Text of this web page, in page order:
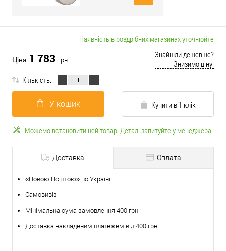
Наявність в роздрібних магазинах уточнюйте
Ціна 1 783 грн.
Знайшли дешевше?
Знизимо ціну!
Кількість:
У кошик Купити в 1 клік
Можемо встановити цей товар. Деталі запитуйте у менеджера.
Доставка Оплата
«Новою Поштою» по Україні
Самовивіз
Мінімальна сума замовлення 400 грн
Доставка накладеним платежем від 400 грн